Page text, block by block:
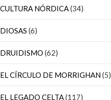
CULTURA NÓRDICA(34)
DIOSAS (6)
DRUIDISMO (62)
EL CÍRCULO DE MORRIGHAN(5)
EL LEGADO CELTA(117)